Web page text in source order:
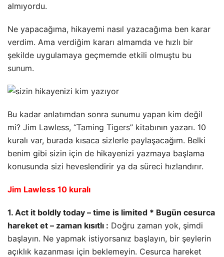
almıyordu.
Ne yapacağıma, hikayemi nasıl yazacağıma ben karar
verdim. Ama verdiğim kararı almamda ve hızlı bir
şekilde uygulamaya geçmemde etkili olmuştu bu
sunum.
Bu kadar anlatımdan sonra sunumu yapan kim değil
mi? Jim Lawless, “Taming Tigers” kitabının yazarı. 10
kuralı var, burada kısaca sizlerle paylaşacağım. Belki
benim gibi sizin için de hikayenizi yazmaya başlama
konusunda sizi heveslendirir ya da süreci hızlandırır.
Jim Lawless 10 kuralı
1. Act it boldly today – time is limited * Bugün cesurca
hareket et – zaman kısıtlı : Doğru zaman yok, şimdi
başlayın. Ne yapmak istiyorsanız başlayın, bir şeylerin
açıklık kazanması için beklemeyin. Cesurca hareket